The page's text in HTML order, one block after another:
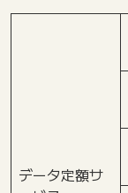
データ定額サ